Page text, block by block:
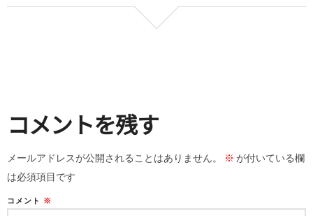
コメントを残す
メールアドレスが公開されることはありません。 ※ が付いている欄
は必須項目です
コメント ※